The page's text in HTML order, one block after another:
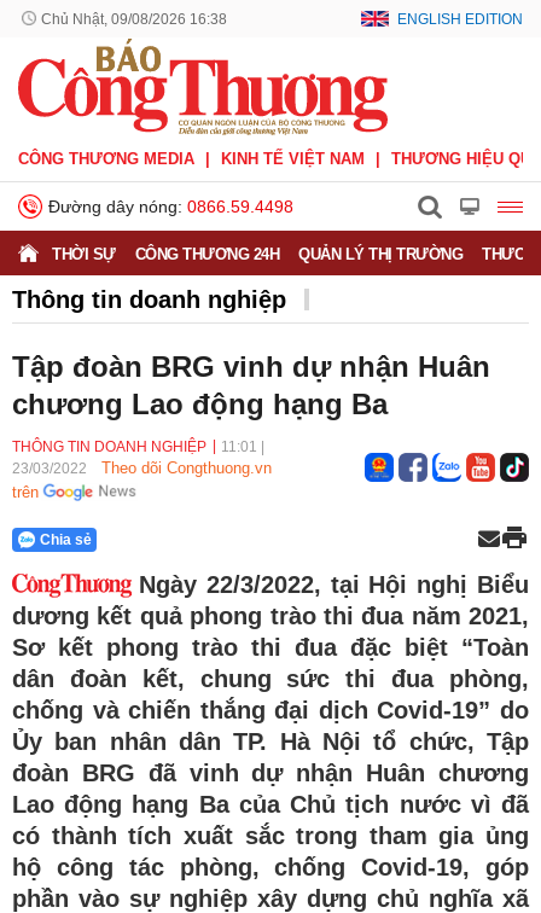
Chủ Nhật, 09/08/2026 16:38 ENGLISH EDITION
CÔNG THƯƠNG MEDIA KINH TẾ VIỆT NAM THƯƠNG HIỆU
Đường dây nóng: 0866.59.4498
THỜI SỰ CÔNG THƯƠNG 24H QUẢN LÝ THỊ TRƯỜNG
Thông tin doanh nghiệp
Thông tin doanh nghiệp
Tập đoàn BRG vinh dự nhận Huân
chương Lao động hạng Ba
THÔNG TIN DOANH NGHIỆP 11:01
23/03/2022
Theo dõi Congthuong.vn
trên
Chia sẻ
Ngày 22/3/2022, tại Hội nghị Biểu
dương kết quả phong trào thi đua năm 2021,
Sơ kết phong trào thi đua đặc biệt “Toàn
dân đoàn kết, chung sức thi đua phòng,
chống và chiến thắng đại dịch Covid-19” do
Ủy ban nhân dân TP. Hà Nội tổ chức, Tập
đoàn BRG đã vinh dự nhận Huân chương
Lao động hạng Ba của Chủ tịch nước vì đã
có thành tích xuất sắc trong tham gia ủng
hộ công tác phòng, chống Covid-19, góp
phần vào sự nghiệp xây dựng chủ nghĩa xã